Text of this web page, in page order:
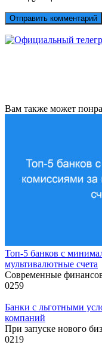
Вам также может
Топ-5 банков с
мультивалютные счета
Современные
0259
Банки с льготными
компаний
При запуске нового
0219